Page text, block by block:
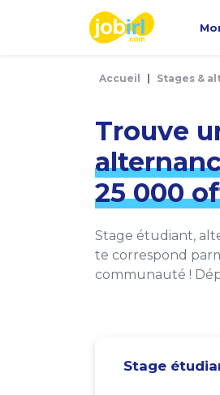
Accueil Stages &
Trouve
25 000
Stage étudiant,
te correspond
communauté !
Stage
Panneau de gestion des cookies